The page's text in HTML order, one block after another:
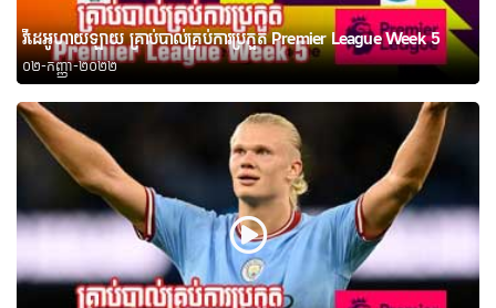
វីដេអូហាយឡាយ គ្រាប់បាល់គ្រប់ការប្រកួត Premier League Week 5
០២-កញ្ញា-២០២២